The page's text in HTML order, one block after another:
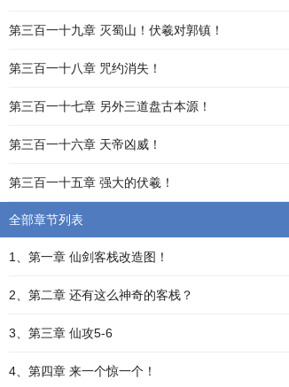
第三百一十九章 灭蜀山！伏羲对郭镇！
第三百一十八章 咒约消失！
第三百一十七章 另外三道盘古本源！
第三百一十六章 天帝凶威！
第三百一十五章 强大的伏羲！
全部章节列表
1、第一章 仙剑客栈改造图！
2、第二章 还有这么神奇的客栈？
3、第三章 仙攻5-6
4、第四章 来一个惊一个！